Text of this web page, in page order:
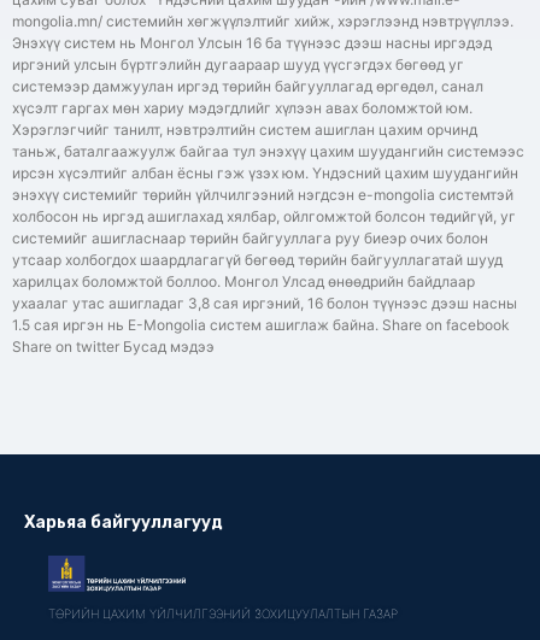
mongolia.mn/ системийн хөгжүүлэлтийг хийж, хэрэглээнд нэвтрүүллээ.
Энэхүү систем нь Монгол Улсын 16 ба түүнээс дээш насны иргэдэд
иргэний улсын бүртгэлийн дугаараар шууд үүсгэгдэх бөгөөд уг
системээр дамжуулан иргэд төрийн байгууллагад өргөдөл, санал
хүсэлт гаргах мөн хариу мэдэгдлийг хүлээн авах боломжтой юм.
Хэрэглэгчийг танилт, нэвтрэлтийн систем ашиглан цахим орчинд
таньж, баталгаажуулж байгаа тул энэхүү цахим шуудангийн системээс
ирсэн хүсэлтийг албан ёсны гэж үзэх юм. Үндэсний цахим шуудангийн
энэхүү системийг төрийн үйлчилгээний нэгдсэн е-mongolia системтэй
холбосон нь иргэд ашиглахад хялбар, ойлгомжтой болсон төдийгүй, уг
системийг ашигласнаар төрийн байгууллага руу биеэр очих болон
утсаар холбогдох шаардлагагүй бөгөөд төрийн байгууллагатай шууд
харилцах боломжтой боллоо. Монгол Улсад өнөөдрийн байдлаар
ухаалаг утас ашигладаг 3,8 сая иргэний, 16 болон түүнээс дээш насны
1.5 сая иргэн нь Е-Mongolia систем ашиглаж байна. Share on facebook
Share on twitter Бусад мэдээ
Харьяа байгууллагууд
ТӨРИЙН ЦАХИМ ҮЙЛЧИЛГЭЭНИЙ ЗОХИЦУУЛАЛТЫН ГАЗАР